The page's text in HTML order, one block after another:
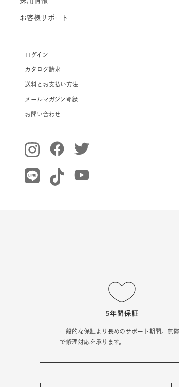
お客様サポート
ログイン
カタログ請求
送料とお支払い方法
メールマガジン登録
お問い合わせ
一般的な保証より長めのサポート期間。無償
で修理対応を承ります。